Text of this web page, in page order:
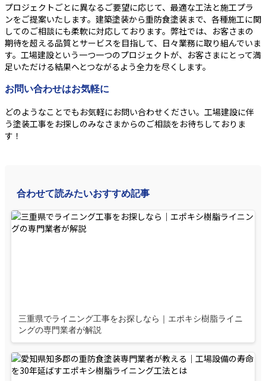
プロジェクトごとに異なるご要望に応じて、最適な工法と施工プラ
ンをご提案いたします。建築塗装から重防食塗装まで、各種施工に関
してのご相談にも柔軟に対応しております。弊社では、お客さまの
期待を超える品質とサービスを目指して、日々業務に取り組んでいま
す。工場建設という一つ一つのプロジェクトが、お客さまにとって満
足いただける結果へとつながるよう全力を尽くします。
お問い合わせはお気軽に
どのようなことでもお気軽にお問い合わせください。工場建設に伴
う塗装工事をお探しのみなさまからのご相談をお待ちしておりま
す！
合わせて読みたいおすすめ記事
三重県でライニング工事をお探しなら｜エポキシ樹脂ライニ
ングの専門業者が解説